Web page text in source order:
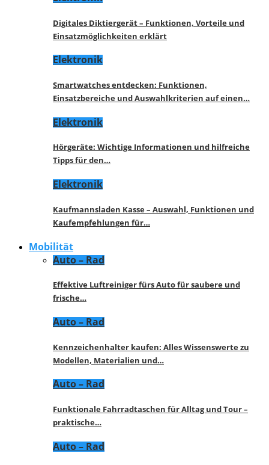
Digitales Diktiergerät – Funktionen, Vorteile und
Einsatzmöglichkeiten erklärt
Elektronik
Smartwatches entdecken: Funktionen,
Einsatzbereiche und Auswahlkriterien auf einen…
Elektronik
Hörgeräte: Wichtige Informationen und hilfreiche
Tipps für den…
Elektronik
Kaufmannsladen Kasse – Auswahl, Funktionen und
Kaufempfehlungen für…
Mobilität
Auto – Rad
Effektive Luftreiniger fürs Auto für saubere und
frische…
Auto – Rad
Kennzeichenhalter kaufen: Alles Wissenswerte zu
Modellen, Materialien und…
Auto – Rad
Funktionale Fahrradtaschen für Alltag und Tour –
praktische…
Auto – Rad